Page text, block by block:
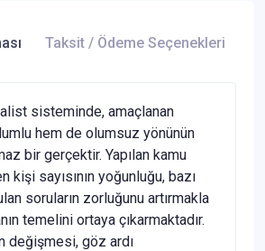
Taksit / Ödeme Seçenekleri
sisteminde, amaçlanan
hem de olumsuz yönünün
bir gerçektir. Yapılan kamu
kişi sayısının yoğunluğu, bazı
soruların zorluğunu artırmakla
temelini ortaya çıkarmaktadır.
değişmesi, göz ardı